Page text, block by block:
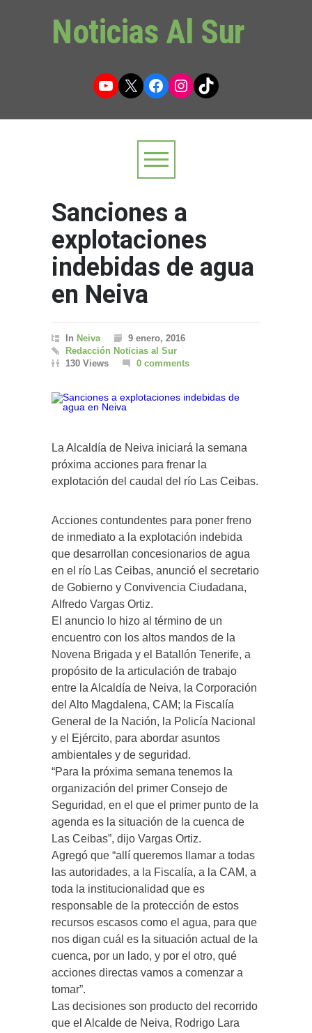
Noticias Al Sur
YouTube
X Facebook
Instagram
TikTok
Sanciones a
explotaciones
indebidas de agua
en Neiva
In Neiva
9 enero, 2016
Redacción Noticias al Sur
130 Views
0 comments
La Alcaldía de Neiva iniciará la semana
próxima acciones para frenar la
explotación del caudal del río Las Ceibas.
Acciones contundentes para poner freno
de inmediato a la explotación indebida
que desarrollan concesionarios de agua
en el río Las Ceibas, anunció el secretario
de Gobierno y Convivencia Ciudadana,
Alfredo Vargas Ortiz.
El anuncio lo hizo al término de un
encuentro con los altos mandos de la
Novena Brigada y el Batallón Tenerife, a
propósito de la articulación de trabajo
entre la Alcaldía de Neiva, la Corporación
del Alto Magdalena, CAM; la Fiscalía
General de la Nación, la Policía Nacional
y el Ejército, para abordar asuntos
ambientales y de seguridad.
“Para la próxima semana tenemos la
organización del primer Consejo de
Seguridad, en el que el primer punto de la
agenda es la situación de la cuenca de
Las Ceibas”, dijo Vargas Ortiz.
Agregó que “allí queremos llamar a todas
las autoridades, a la Fiscalía, a la CAM, a
toda la institucionalidad que es
responsable de la protección de estos
recursos escasos como el agua, para que
nos digan cuál es la situación actual de la
cuenca, por un lado, y por el otro, qué
acciones directas vamos a comenzar a
tomar”.
Las decisiones son producto del recorrido
que el Alcalde de Neiva, Rodrigo Lara